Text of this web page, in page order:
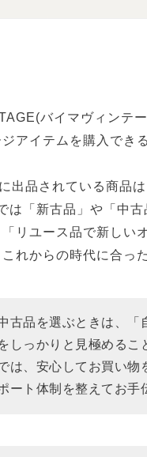
バイマヴィンテ
アイテムを購入でき
出品されている商品
は「新古品」や「中
リユース品で新しい
れからの時代に合っ
古品を選ぶときは、「
しっかりと見極めるこ
は、安心してお買い物
ート体制を整えてお手